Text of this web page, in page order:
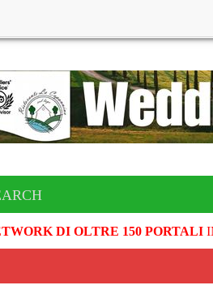
DI OLTRE 150 PORTALI